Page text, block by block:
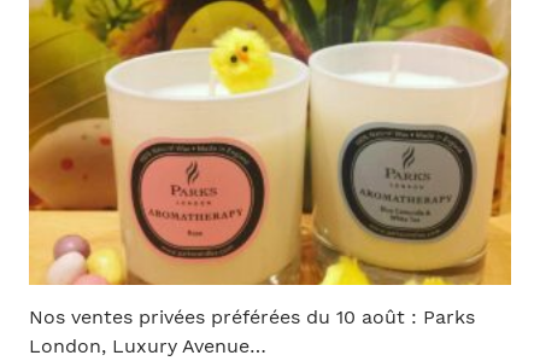
Nos ventes privées préférées du 10 août : Parks
London, Luxury Avenue…